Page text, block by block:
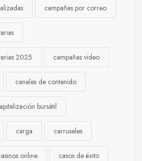
campañas por correo
2025 campañas video
canales de contenido
bursátil
carga carruseles
online casos de éxito